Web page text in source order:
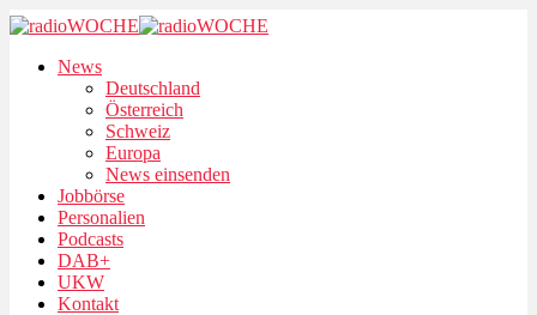
News
Deutschland
Österreich
Schweiz
Europa
News einsenden
Jobbörse
Personalien
Podcasts
DAB+
UKW
Kontakt